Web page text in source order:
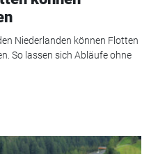
Niederlanden können Flotten
So lassen sich Abläufe ohne